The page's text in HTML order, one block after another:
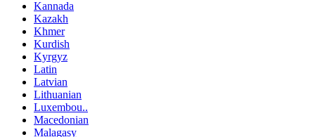
Kannada
Kazakh
Khmer
Kurdish
Kyrgyz
Latin
Latvian
Lithuanian
Luxembou..
Macedonian
Malagasy